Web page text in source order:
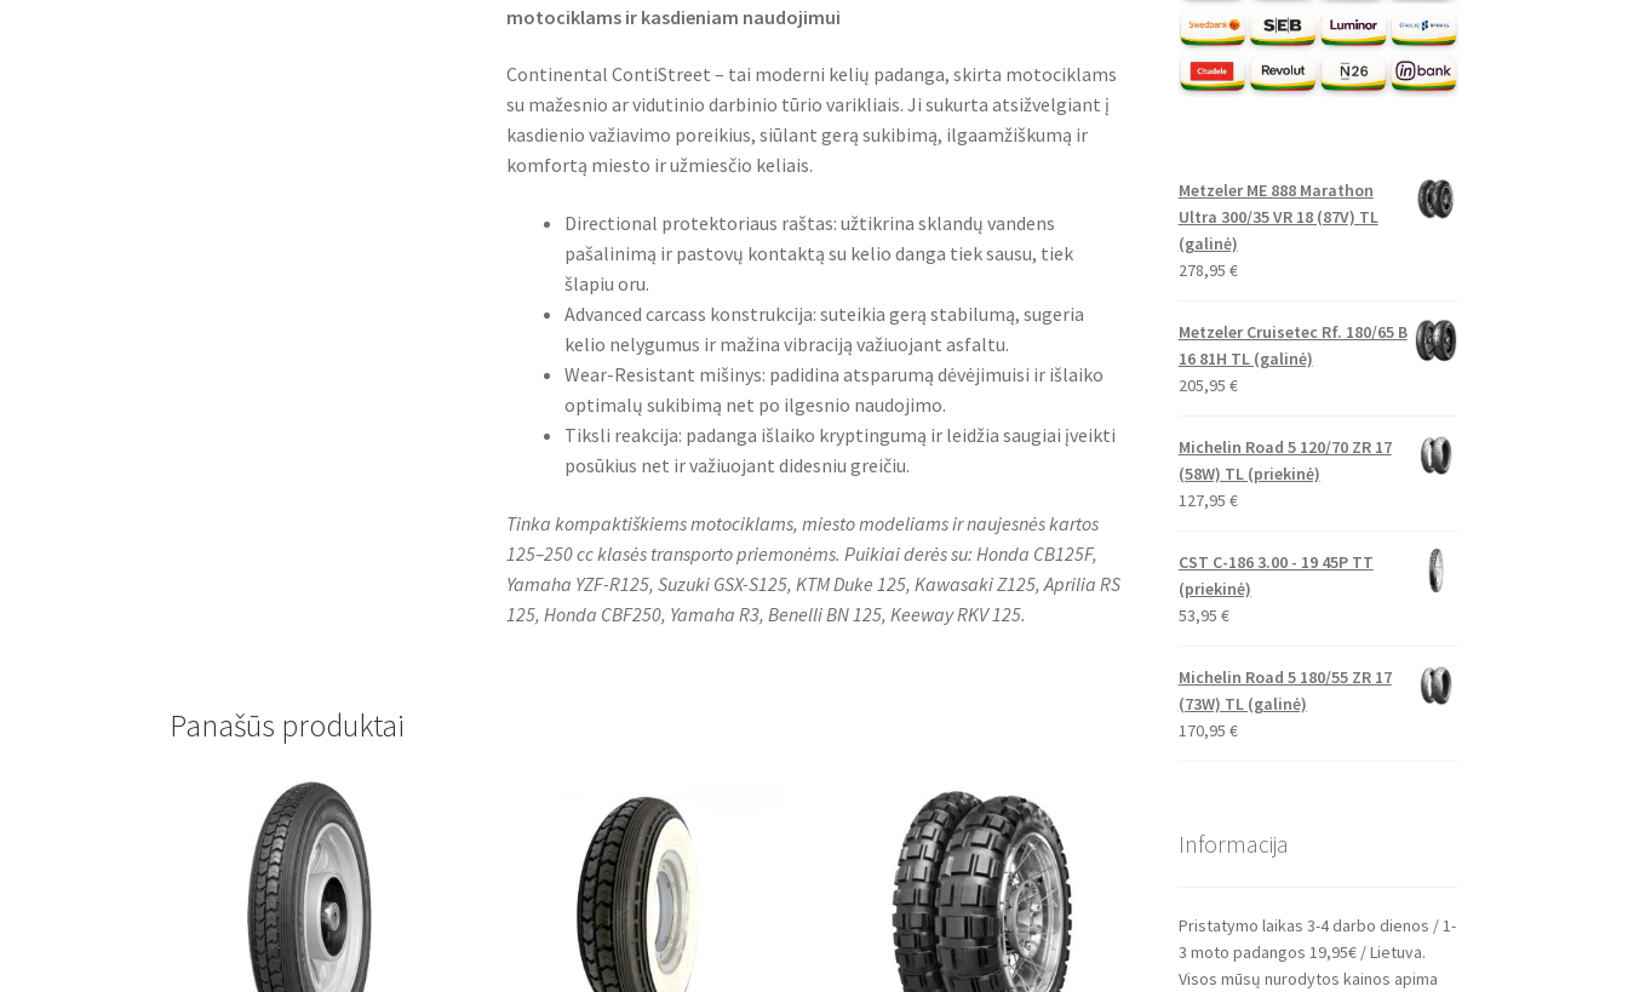
motociklams ir kasdieniam naudojimui
Continental ContiStreet – tai moderni kelių padanga, skirta motociklams
su mažesnio ar vidutinio darbinio tūrio varikliais. Ji sukurta atsižvelgiant į
kasdienio važiavimo poreikius, siūlant gerą sukibimą, ilgaamžiškumą ir
komfortą miesto ir užmiesčio keliais.
Directional protektoriaus raštas: užtikrina sklandų vandens
pašalinimą ir pastovų kontaktą su kelio danga tiek sausu, tiek
šlapiu oru.
Advanced carcass konstrukcija: suteikia gerą stabilumą, sugeria
kelio nelygumus ir mažina vibraciją važiuojant asfaltu.
Wear-Resistant mišinys: padidina atsparumą dėvėjimuisi ir išlaiko
optimalų sukibimą net po ilgesnio naudojimo.
Tiksli reakcija: padanga išlaiko kryptingumą ir leidžia saugiai įveikti
posūkius net ir važiuojant didesniu greičiu.
Tinka kompaktiškiems motociklams, miesto modeliams ir naujesnės kartos
125–250 cc klasės transporto priemonėms. Puikiai derės su: Honda CB125F,
Yamaha YZF-R125, Suzuki GSX-S125, KTM Duke 125, Kawasaki Z125, Aprilia RS
125, Honda CBF250, Yamaha R3, Benelli BN 125, Keeway RKV 125.
Panašūs produktai
Metzeler ME 888 Marathon
Ultra 300/35 VR 18 (87V) TL
(galinė)
278,95 €
Metzeler Cruisetec Rf. 180/65 B
16 81H TL (galinė)
205,95 €
Michelin Road 5 120/70 ZR 17
(58W) TL (priekinė)
127,95 €
CST C-186 3.00 - 19 45P TT
(priekinė)
53,95 €
Michelin Road 5 180/55 ZR 17
(73W) TL (galinė)
170,95 €
Informacija
Pristatymo laikas 3-4 darbo dienos / 1-
3 moto padangos 19,95€ / Lietuva.
Visos mūsų nurodytos kainos apima